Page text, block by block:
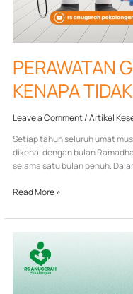
PERAWATAN
KENAPA
Leave a Comment/Artikel
Setiap tahun seluruh umat
dikenal dengan bulan
selama satu bulan penuh.
Read More »
Penglihatan
Anda